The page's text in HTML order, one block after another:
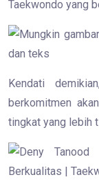
Taekwondo yang
Kendati
berkomitmen
tingkat yang lebih